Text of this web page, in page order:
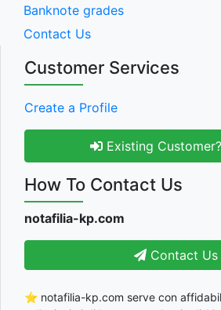
Banknote grades
Contact Us
Customer Services
Create a Profile
Existing
How To Contact Us
notafilia-kp.com
Contact Us
⭐ notafilia-kp.com serve con